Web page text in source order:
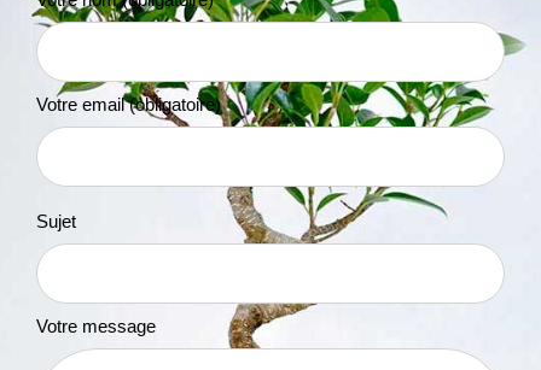
Votre email (obligatoire)
Sujet
Votre message